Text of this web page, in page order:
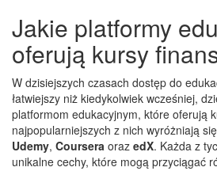
Jakie platformy
oferują kursy
W dzisiejszych czasach dostęp do
łatwiejszy niż kiedykolwiek wcześniej,
platformom edukacyjnym, które oferują
najpopularniejszych z nich wyróżniają
Udemy, Coursera oraz edX. Każda z
unikalne cechy, które mogą przyciągać